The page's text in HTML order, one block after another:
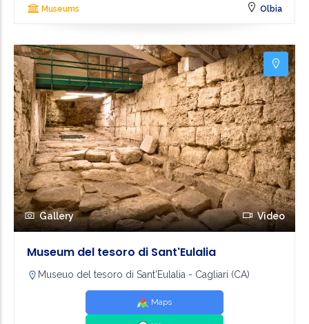
Museums Olbia
Gallery Video
Museum del tesoro di Sant'Eulalia
Museuo del tesoro di Sant'Eulalia - Cagliari (CA)
Maps